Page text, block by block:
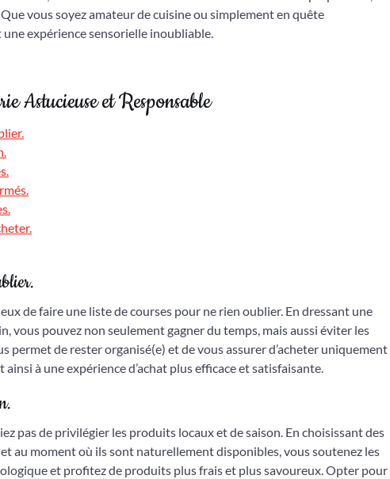
vous soyez amateur de cuisine ou simplement en quête
une expérience sensorielle inoubliable.
Astucieuse et Responsable
de faire une liste de courses pour ne rien oublier. En dressant une
vous pouvez non seulement gagner du temps, mais aussi éviter les
de rester organisé(e) et de vous assurer d’acheter uniquement
à une expérience d’achat plus efficace et satisfaisante.
pas de privilégier les produits locaux et de saison. En choisissant des
au moment où ils sont naturellement disponibles, vous soutenez les
et profitez de produits plus frais et plus savoureux. Opter pour